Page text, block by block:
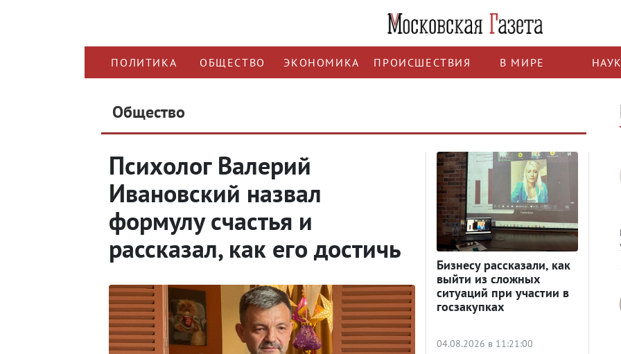
ПОЛИТИКА ОБЩЕСТВО ЭКОНОМИКА ПРОИСШЕСТВИЯ В МИРЕ
Общество
Психолог Валерий
Ивановский назвал
формулу счастья и
рассказал, как его достичь
Бизнесу рассказали, как
выйти из сложных
ситуаций при участии в
госзакупках
04.08.2026 в 11:21:00